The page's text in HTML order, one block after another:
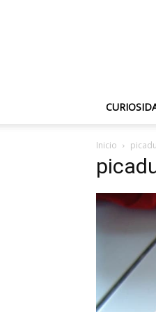
Inicio